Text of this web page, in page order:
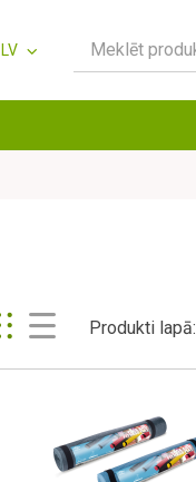
LV Meklēt
Produkti lapā: